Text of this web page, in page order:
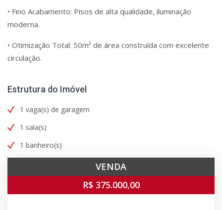
• Fino Acabamento: Pisos de alta qualidade, iluminação
moderna.
• Otimização Total: 50m² de área construída com excelente
circulação.
Estrutura do Imóvel
1 vaga(s) de garagem
1 sala(s)
1 banheiro(s)
VENDA
R$ 375.000,00